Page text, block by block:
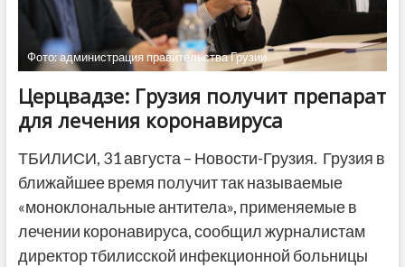
Фото: администрация правительства Грузии
Церцвадзе: Грузия получит препарат
для лечения коронавируса
ТБИЛИСИ, 31 августа – Новости-Грузия. Грузия в
ближайшее время получит так называемые
«моноклональные антитела», применяемые в
лечении коронавируса, сообщил журналистам
директор тбилисской инфекционной больницы